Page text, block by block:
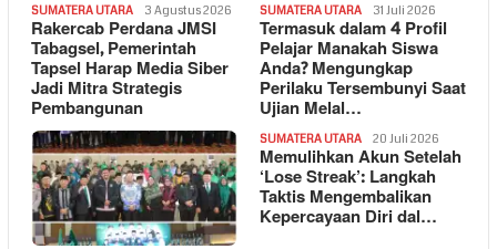
SUMATERA UTARA 3 Agustus 2026
Rakercab Perdana JMSI
Tabagsel, Pemerintah
Tapsel Harap Media Siber
Jadi Mitra Strategis
Pembangunan
SUMATERA UTARA 31 Juli 2026
Termasuk dalam 4 Profil
Pelajar Manakah Siswa
Anda? Mengungkap
Perilaku Tersembunyi Saat
Ujian Melal…
SUMATERA UTARA 20 Juli 2026
Memulihkan Akun Setelah
‘Lose Streak’: Langkah
Taktis Mengembalikan
Kepercayaan Diri dal…